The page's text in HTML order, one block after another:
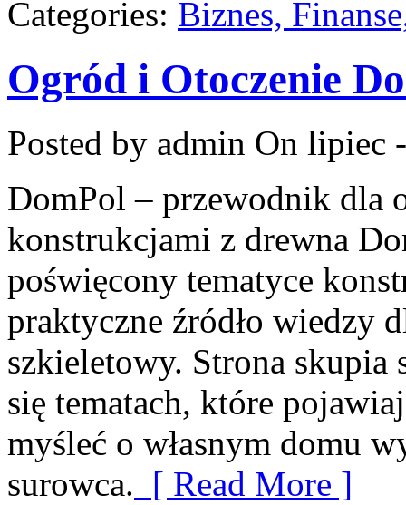
Categories: Biznes,
Ogród i Otoczenie
Posted by admin On lipiec
DomPol – przewodnik dla
konstrukcjami z drewna
poświęcony tematyce
praktyczne źródło wiedzy
szkieletowy. Strona skupia
się tematach, które
myśleć o własnym domu
surowca. [ Read More ]